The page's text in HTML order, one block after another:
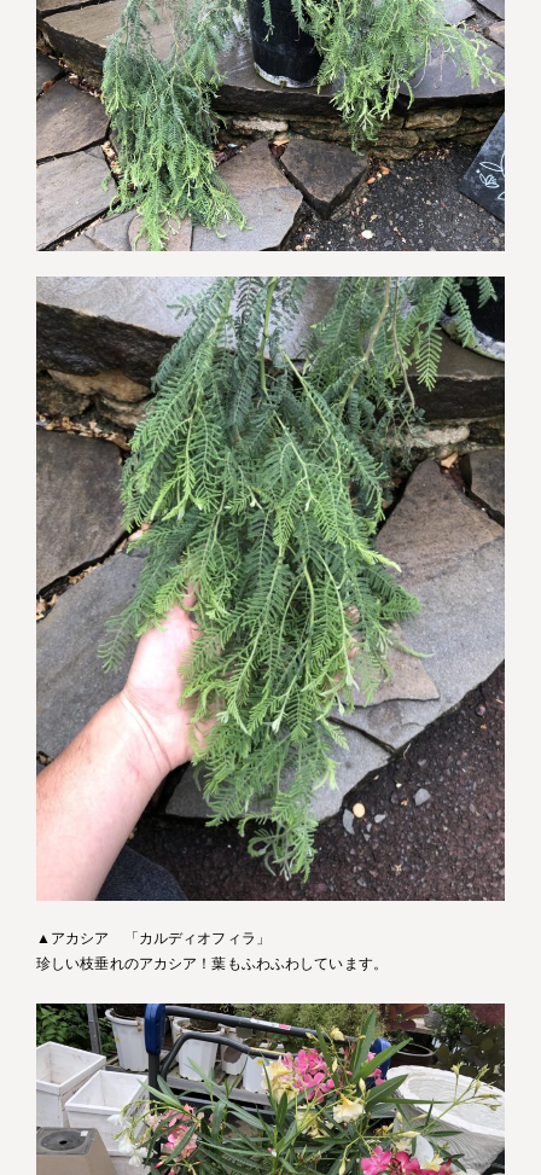
▲アカシア 「カルディオフィラ」
珍しい枝垂れのアカシア！葉もふわふわしています。